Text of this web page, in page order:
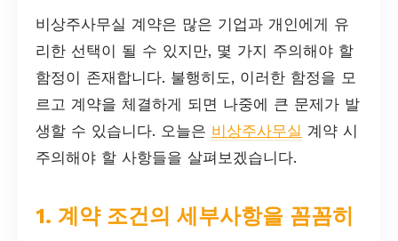
비상주사무실 계약은 많은 기업과 개인에게 유
리한 선택이 될 수 있지만, 몇 가지 주의해야 할
함정이 존재합니다. 불행히도, 이러한 함정을 모
르고 계약을 체결하게 되면 나중에 큰 문제가 발
생할 수 있습니다. 오늘은 비상주사무실 계약 시
주의해야 할 사항들을 살펴보겠습니다.
1. 계약 조건의 세부사항을 꼼꼼히